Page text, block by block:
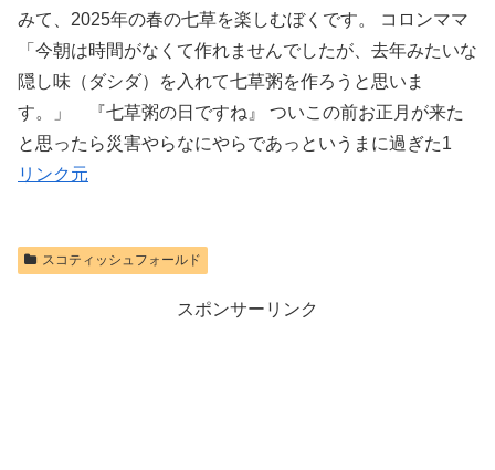
みて、2025年の春の七草を楽しむぼくです。 コロンママ
「今朝は時間がなくて作れませんでしたが、去年みたいな
隠し味（ダシダ）を入れて七草粥を作ろうと思いま
す。」 『七草粥の日ですね』 ついこの前お正月が来た
と思ったら災害やらなにやらであっというまに過ぎた1
リンク元
スコティッシュフォールド
スポンサーリンク